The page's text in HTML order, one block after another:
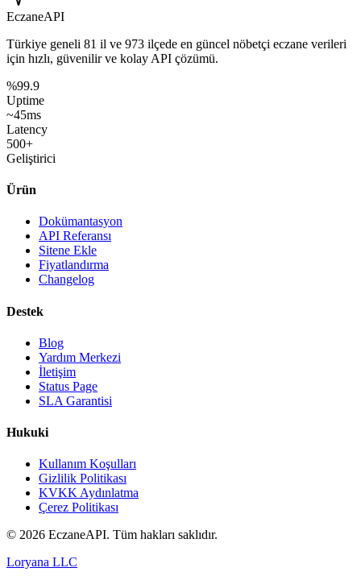
EczaneAPI
Türkiye geneli 81 il ve 973 ilçede en güncel nöbetçi eczane verileri
için hızlı, güvenilir ve kolay API çözümü.
%99.9
Uptime
~45ms
Latency
500+
Geliştirici
Ürün
Dokümantasyon
API Referansı
Sitene Ekle
Fiyatlandırma
Changelog
Destek
Blog
Yardım Merkezi
İletişim
Status Page
SLA Garantisi
Hukuki
Kullanım Koşulları
Gizlilik Politikası
KVKK Aydınlatma
Çerez Politikası
© 2026 EczaneAPI. Tüm hakları saklıdır.
Loryana LLC